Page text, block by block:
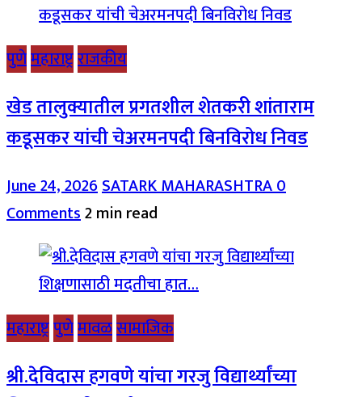
पुणेमहाराष्ट्रराजकीय
खेड तालुक्यातील प्रगतशील शेतकरी शांताराम
कडूसकर यांची चेअरमनपदी बिनविरोध निवड
June 24, 2026SATARK MAHARASHTRA0
Comments2 min read
महाराष्ट्रपुणेमावळसामाजिक
श्री.देविदास हगवणे यांचा गरजु विद्यार्थ्यांच्या